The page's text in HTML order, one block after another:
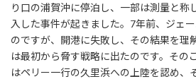
り口の浦賀沖に停泊し、一部は測量と称
入した事件が起きました。7年前、ジェ
のですが、開港に失敗し、その結果を理
は最初から脅す戦略に出たのです。その
はペリー一行の久里浜への上陸を認め、